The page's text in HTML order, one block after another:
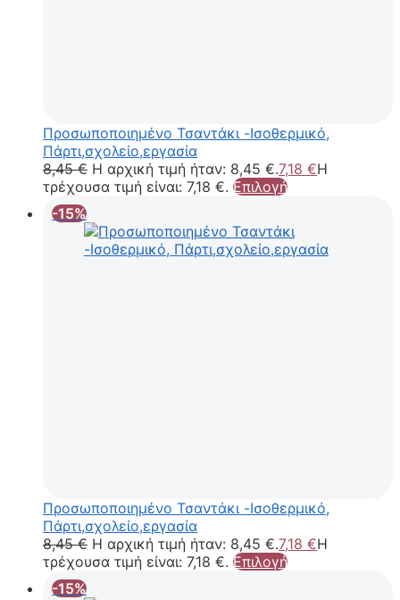
Προσωποποιημένο Τσαντάκι -Ισοθερμικό,
Πάρτι,σχολείο,εργασία
8,45€ Η αρχική τιμή ήταν: 8,45 €.7,18 €Η
τρέχουσα τιμή είναι: 7,18 €. Επιλογή
-15%
Προσωποποιημένο Τσαντάκι -Ισοθερμικό,
Πάρτι,σχολείο,εργασία
8,45€ Η αρχική τιμή ήταν: 8,45 €.7,18 €Η
τρέχουσα τιμή είναι: 7,18 €. Επιλογή
-15%